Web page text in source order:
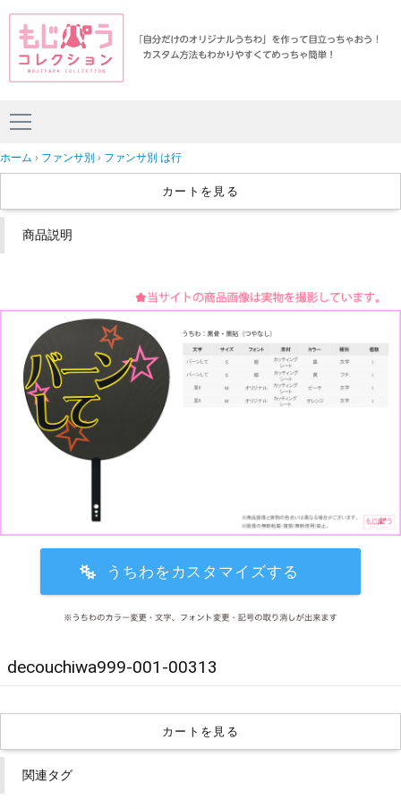
ホーム ファンサ別 ファンサ別 は行
カートを見る
商品説明
decouchiwa999-001-00313
カートを見る
関連タグ